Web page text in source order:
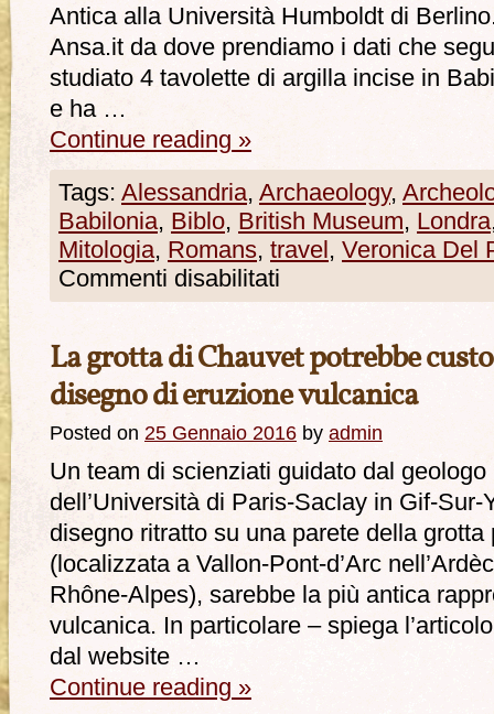
Antica alla Università Humboldt di
Ansa.it da dove prendiamo i dati che
studiato 4 tavolette di argilla incise in
e ha …
Continue reading »
Tags: Alessandria, Archaeology,
Babilonia, Biblo, British Museum, Londra
Mitologia, Romans, travel , Veronica Del
Commenti disabilitati
La grotta di Chauvet potrebbe
disegno di eruzione vulcanica
Posted on 25 Gennaio 2016 by admin
Un team di scienziati guidato dal
dell’Università di Paris-Saclay in Gif-
disegno ritratto su una parete della
(localizzata a Vallon-Pont-d’Arc
Rhône-Alpes), sarebbe la più antica
vulcanica. In particolare – spiega
dal website …
Continue reading »